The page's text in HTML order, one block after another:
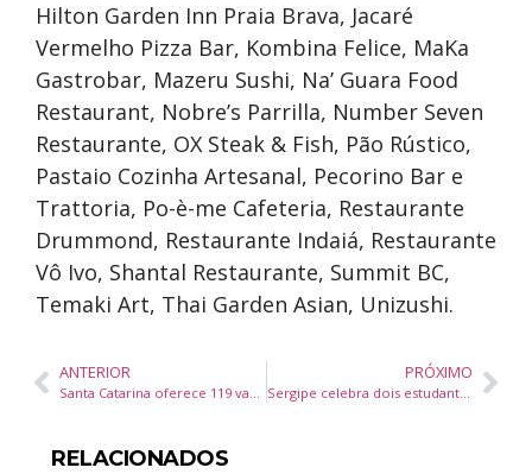
Hilton Garden Inn Praia Brava, Jacaré
Vermelho Pizza Bar, Kombina Felice, MaKa
Gastrobar, Mazeru Sushi, Na’ Guara Food
Restaurant, Nobre’s Parrilla, Number Seven
Restaurante, OX Steak & Fish, Pão Rústico,
Pastaio Cozinha Artesanal, Pecorino Bar e
Trattoria, Po-è-me Cafeteria, Restaurante
Drummond, Restaurante Indaiá, Restaurante
Vô Ivo, Shantal Restaurante, Summit BC,
Temaki Art, Thai Garden Asian, Unizushi.
ANTERIOR
Santa Catarina oferece 119 vagas exclusivas para pessoas com deficiência em todo o estado
PRÓXIMO
Sergipe celebra dois estudantes premiados no Prêmio MEC da Educação Brasileira
RELACIONADOS